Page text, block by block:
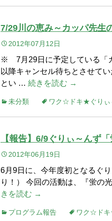
7/29川の恵み～カッパ先
2012年07月12日
※ 7月29日に予定している「
以降キャンセル待ちとさせ
とい … 続きを読む →
未分類 ワク☆ドキ★ぐりぃ
【報告】6/9ぐりぃ～んず「
2012年06月19日
6月9日に、今年度初となるぐ
り！） 今回の活動は、『蛍の
きを読む →
プログラム報告 ワク☆ド